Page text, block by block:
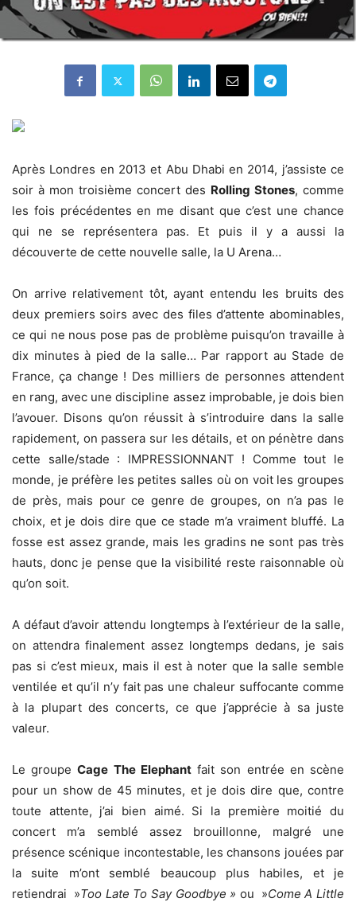
Après Londres en 2013 et Abu Dhabi en 2014, j’assiste ce
soir à mon troisième concert des Rolling Stones, comme
les fois précédentes en me disant que c’est une chance
qui ne se représentera pas. Et puis il y a aussi la
découverte de cette nouvelle salle, la U Arena…
On arrive relativement tôt, ayant entendu les bruits des
deux premiers soirs avec des files d’attente abominables,
ce qui ne nous pose pas de problème puisqu’on travaille à
dix minutes à pied de la salle… Par rapport au Stade de
France, ça change ! Des milliers de personnes attendent
en rang, avec une discipline assez improbable, je dois bien
l’avouer. Disons qu’on réussit à s’introduire dans la salle
rapidement, on passera sur les détails, et on pénètre dans
cette salle/stade : IMPRESSIONNANT ! Comme tout le
monde, je préfère les petites salles où on voit les groupes
de près, mais pour ce genre de groupes, on n’a pas le
choix, et je dois dire que ce stade m’a vraiment bluffé. La
fosse est assez grande, mais les gradins ne sont pas très
hauts, donc je pense que la visibilité reste raisonnable où
qu’on soit.
A défaut d’avoir attendu longtemps à l’extérieur de la salle,
on attendra finalement assez longtemps dedans, je sais
pas si c’est mieux, mais il est à noter que la salle semble
ventilée et qu’il n’y fait pas une chaleur suffocante comme
à la plupart des concerts, ce que j’apprécie à sa juste
valeur.
Le groupeCage The Elephantfait son entrée en scène
pour un show de 45 minutes, et je dois dire que, contre
toute attente, j’ai bien aimé. Si la première moitié du
concert m’a semblé assez brouillonne, malgré une
présence scénique incontestable, les chansons jouées par
la suite m’ont semblé beaucoup plus habiles, et je
retiendrai »Too Late To Say Goodbye » ou »Come A Little